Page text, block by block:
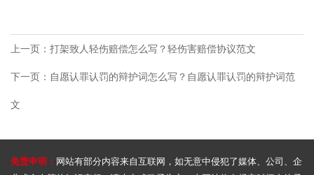
房
产
纠
婚
庭
合
事
案
纠
新
关
上一页：打架致人轻伤赔偿怎么写？轻伤害赔偿协议范文
下一页：自愿认罪认罚的辩护词怎么写？自愿认罪认罚的辩护词范
文
免责申明： 网站有部分内容来自互联网，如无意中侵犯了媒体、公司、企